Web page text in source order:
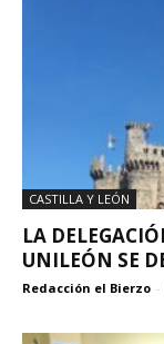
CASTILLA Y LEÓN
LA
UNILEÓN SE
Redacción el Bierzo -